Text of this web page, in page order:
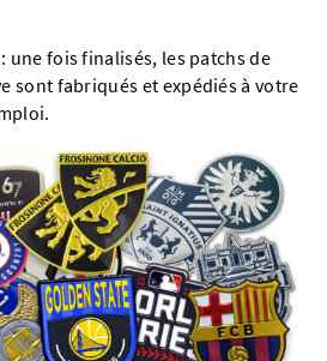
: une fois finalisés, les patchs de
sont fabriqués et expédiés à votre